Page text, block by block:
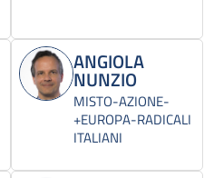
ANGIOLA
NUNZIO
MISTO-AZIONE-
+EUROPA-RADICALI
ITALIANI